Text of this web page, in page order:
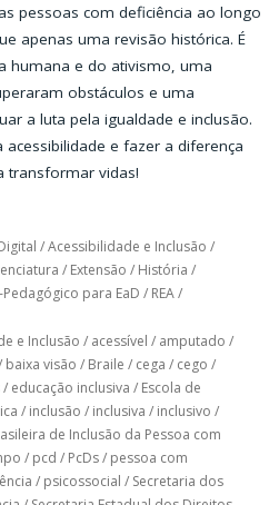
pessoas com deficiência ao longo
apenas uma revisão histórica. É
humana e do ativismo, uma
obstáculos e uma
a luta pela igualdade e inclusão.
e fazer a diferença
transformar vidas!
/Acessibilidade e Inclusão /
/ Extensão / História /
para EaD / REA/
e Inclusão / acessível / amputado /
baixa visão / Braile / cega / cego /
/ educação inclusiva / Escola de
/ inclusão / inclusiva / inclusivo /
de Inclusão da Pessoa com
/ pcd / PcDs/ pessoa com
/ psicossocial / Secretaria dos